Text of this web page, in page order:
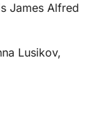
James Alfred
Lusikov,